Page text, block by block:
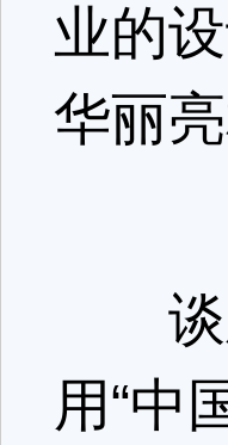
业的
华丽
谈及
用“中